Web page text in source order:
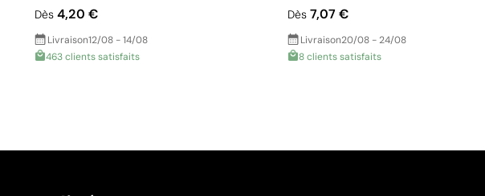
Dès4,20 €
Livraison12/08 - 14/08
463 clients satisfaits
Dès7,07 €
Livraison20/08 - 24/08
8 clients satisfaits